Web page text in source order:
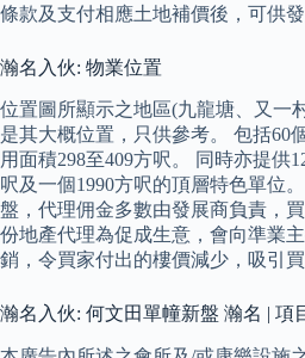
條款及支付相應土地補價後，可供
瀚名入伙: 物業位置
位置圖所顯示之地區(九龍塘、又一
是其大概位置，只供參考。 包括60
用面積298至409方呎。 同時亦提供
呎及一個1990方呎的頂層特色單位
盤，代理佣金多數由發展商負責，
份地產代理為促成生意，會向準業
銷，令買家付出的樓價減少，吸引買
瀚名入伙: 何文田單幢新盤 瀚名 | 項